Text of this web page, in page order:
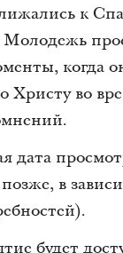
к
Молодежь
когда
Христу во
дата
в
будет